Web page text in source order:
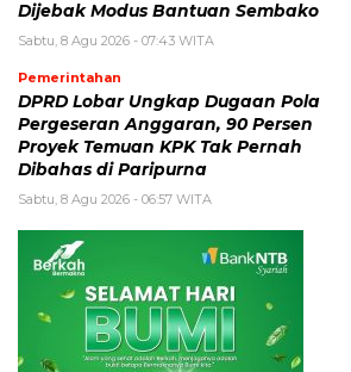
Dijebak Modus Bantuan Sembako
Sabtu, 8 Agu 2026 - 07:43 WITA
Pemerintahan
DPRD Lobar Ungkap Dugaan Pola
Pergeseran Anggaran, 90 Persen
Proyek Temuan KPK Tak Pernah
Dibahas di Paripurna
Sabtu, 8 Agu 2026 - 06:57 WITA